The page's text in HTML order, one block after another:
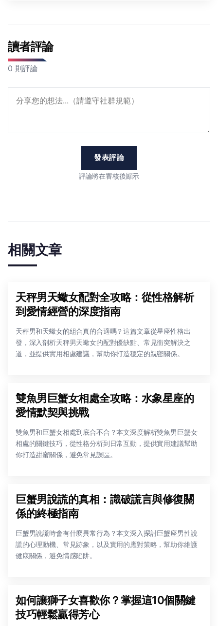
讀者評論
0 則評論
發表評論
評論將在審核後顯示
相關文章
天秤男天蠍女配對全攻略：從性格解析
到愛情經營的深度指南
天秤男和天蠍女的組合真的合適嗎？這篇文章從星座性格出
發，深入剖析天秤男天蠍女的配對優缺點、常見衝突解決之
道，並提供實用相處建議，幫助你打造穩定的親密關係。
雙魚男巨蟹女相處全攻略：水象星座的
愛情默契與挑戰
雙魚男和巨蟹女相處到底合不合？本文深度解析雙魚男巨蟹女
相處的關鍵技巧，從性格分析到日常互動，提供實用建議幫助
你打造甜蜜關係，避免常見誤區。
巨蟹男說謊的真相：識破謊言與修復關
係的終極指南
巨蟹男說謊時會有什麼異常行為？本文深入探討巨蟹座男性說
謊的心理動機、常見跡象，以及實用的應對策略，幫助你維護
健康關係，避免情感陷阱。
如何讓獅子女喜歡你？掌握這10個關鍵
技巧輕鬆贏得芳心